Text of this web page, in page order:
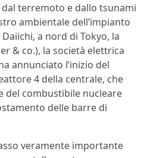
terremoto e dallo tsunami
ambientale dell’impianto
a nord di Tokyo, la
& co.), la società elettrica
annunciato l’inizio del
4 della centrale, che
del combustibile nucleare
delle barre di
veramente importante